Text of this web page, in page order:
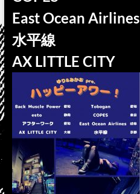
East Ocean Airlines
水平線
AX LITTLE CITY